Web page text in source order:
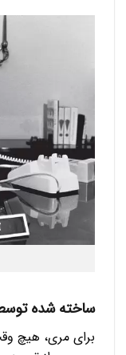
ساخته شده
برای مری، هیچ